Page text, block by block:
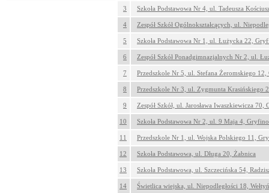
3
Szkoła Podstawowa Nr 4, ul. Tadeusza
4 Zespół Szkół Ogólnokształcących, ul.
5 Szkoła Podstawowa Nr 1, ul. Łużycka 22,
6 Zespół Szkół Ponadgimnazjalnych Nr 2, ul.
7 Przedszkole Nr 5, ul. Stefana Żeromskiego
8 Przedszkole Nr 3, ul. Zygmunta Krasińskiego
9 Zespół Szkół, ul. Jarosława Iwaszkiewicza 70,
10 Szkoła Podstawowa Nr 2, ul. 9 Maja 4, Gryfino
11 Przedszkole Nr 1, ul. Wojska Polskiego 11,
12 Szkoła Podstawowa, ul. Długa 20, Żabnica
13 Szkoła Podstawowa, ul. Szczecińska 54,
14 Świetlica wiejska, ul. Niepodległości 18, Wełtyń